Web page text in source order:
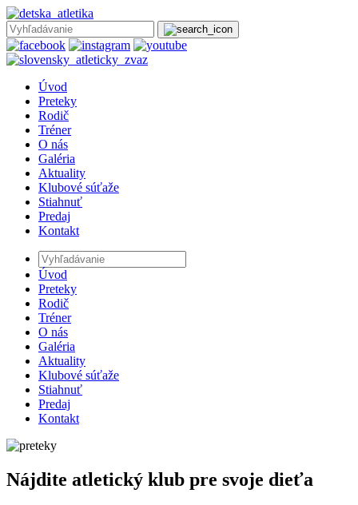
Úvod
Preteky
Rodič
Tréner
O nás
Galéria
Aktuality
Klubové súťaže
Stiahnuť
Predaj
Kontakt
Úvod
Preteky
Rodič
Tréner
O nás
Galéria
Aktuality
Klubové súťaže
Stiahnuť
Predaj
Kontakt
Nájdite atletický klub pre svoje dieťa